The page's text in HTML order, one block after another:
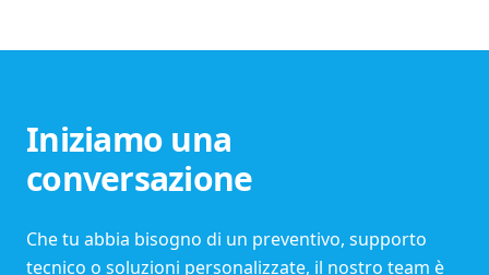
Iniziamo una
conversazione
Che tu abbia bisogno di un preventivo, supporto
tecnico o soluzioni personalizzate, il nostro team è